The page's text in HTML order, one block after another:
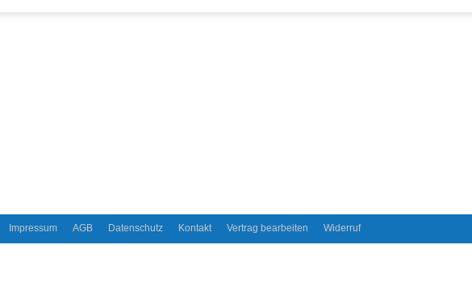
Impressum AGB Datenschutz Kontakt Vertrag bearbeiten Widerruf